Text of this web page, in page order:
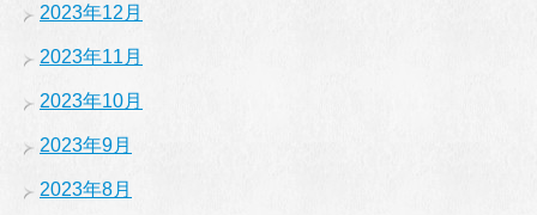
2023年12月
2023年11月
2023年10月
2023年9月
2023年8月